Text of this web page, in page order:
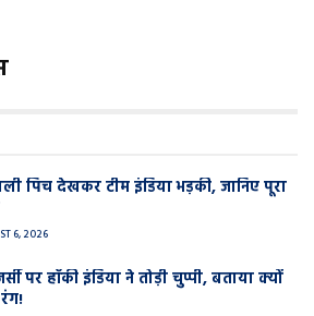
प‍िच देखकर टीम इंडिया भड़की, जानिए पूरा
6, 2026
पर हॉकी इंडिया ने तोड़ी चुप्पी, बताया क्यों